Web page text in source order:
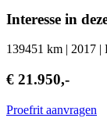
Interesse in
139451 km | 2017 |
€ 21.950,-
Proefrit aanvragen